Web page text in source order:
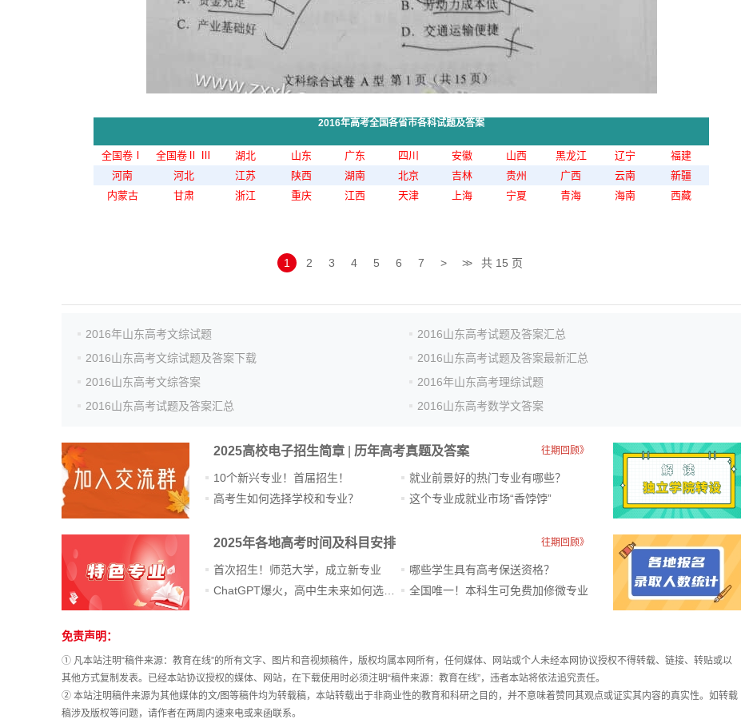
2016年高考全国各省市各科试题及答案
全国卷Ⅰ 全国卷Ⅱ 湖北 山东 广东 四川 安徽 山西 黑龙江 辽宁
福建
河南
河北 江苏 陕西 湖南 北京 吉林 贵州 广西 云南
新疆
内蒙古
甘肃 浙江 重庆 江西 天津 上海 宁夏 青海 海南 西藏
1 2 3 4 5 6 7 > >> 共 15 页
2016年山东高考文综试题
2016山东高考文综试题及答案下载
2016山东高考文综答案
2016山东高考试题及答案汇总
2016山东高考试题及答案汇总
2016山东高考试题及答案最新汇总
2016年山东高考理综试题
2016山东高考数学文答案
2025高校电子招生简章 历年高考真题及答案 往期回顾》
10个新兴专业！首届招生！
高考生如何选择学校和专业？
就业前景好的热门专业有哪些？
这个专业成就业市场“香饽饽”​
2025年各地高考时间及科目安排 往期回顾》
首次招生！师范大学，成立新专业
哪些学生具有高考保送资格？
全国唯一！本科生可免费加修微专业
站
长
统
计
免责声明：
① 凡本站注明“稿件来源：教育在线”的所有文字、图片和音视频稿件，版权均属本网所有，任何媒体、网站或个人未经本网协议授权不得转载、链接、转贴或以
其他方式复制发表。已经本站协议授权的媒体、网站，在下载使用时必须注明“稿件来源：教育在线”，违者本站将依法追究责任。
② 本站注明稿件来源为其他媒体的文/图等稿件均为转载稿，本站转载出于非商业性的教育和科研之目的，并不意味着赞同其观点或证实其内容的真实性。如转载
稿涉及版权等问题，请作者在两周内速来电或来函联系。